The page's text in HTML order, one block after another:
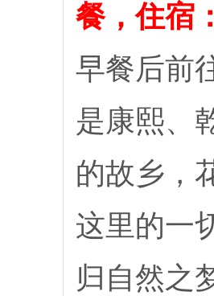
餐，住宿
早餐后前
是康熙、
的故乡，
这里的一
归自然之